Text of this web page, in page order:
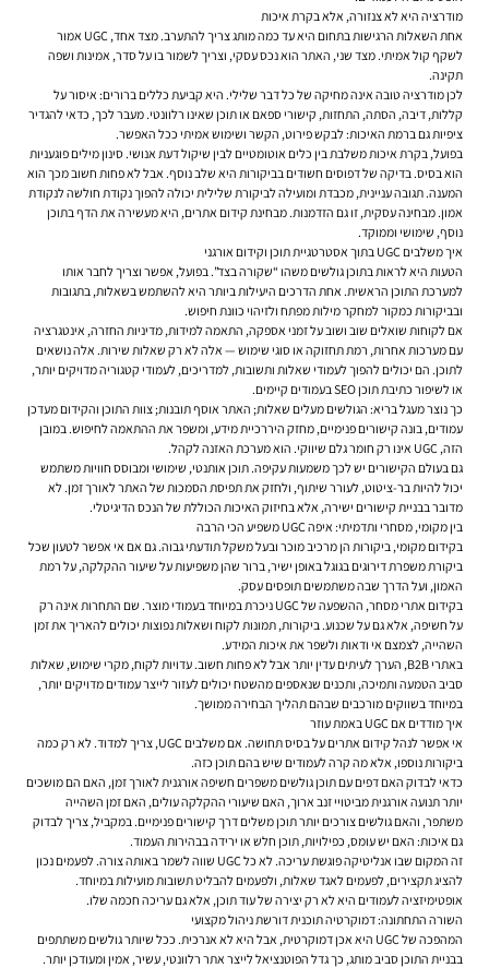
מודרציה היא לא צנזורה, אלא בקרת איכות
אחת השאלות הרגישות בתחום היא עד כמה מותג צריך להתערב. מצד אחד, UGC אמור
לשקף קול אמיתי. מצד שני, האתר הוא נכס עסקי, וצריך לשמור בו על סדר, אמינות ושפה
תקינה.
לכן מודרציה טובה אינה מחיקה של כל דבר שלילי. היא קביעת כללים ברורים: איסור על
קללות, דיבה, הסתה, התחזות, קישורי ספאם או תוכן שאינו רלוונטי. מעבר לכך, כדאי להגדיר
ציפיות גם ברמת האיכות: לבקש פירוט, הקשר ושימוש אמיתי ככל האפשר.
בפועל, בקרת איכות משלבת בין כלים אוטומטיים לבין שיקול דעת אנושי. סינון מילים פוגעניות
הוא בסיס. בדיקה של דפוסים חשודים בביקורות היא שלב נוסף. אבל לא פחות חשוב מכך הוא
המענה. תגובה עניינית, מכבדת ומועילה לביקורת שלילית יכולה להפוך נקודת חולשה לנקודת
אמון. מבחינה עסקית, זו גם הזדמנות. מבחינת קידום אתרים, היא מעשירה את הדף בתוכן
נוסף, שימושי וממוקד.
איך משלבים UGC בתוך אסטרטגיית תוכן וקידום אורגני
הטעות היא לראות בתוכן גולשים משהו “שקורה בצד”. בפועל, אפשר וצריך לחבר אותו
למערכת התוכן הראשית. אחת הדרכים היעילות ביותר היא להשתמש בשאלות, בתגובות
ובביקורות כמקור למחקר מילות מפתח ולזיהוי כוונת חיפוש.
אם לקוחות שואלים שוב ושוב על זמני אספקה, התאמה למידות, מדיניות החזרה, אינטגרציה
עם מערכות אחרות, רמת תחזוקה או סוגי שימוש — אלה לא רק שאלות שירות. אלה נושאים
לתוכן. הם יכולים להפוך לעמודי שאלות ותשובות, למדריכים, לעמודי קטגוריה מדויקים יותר,
או לשיפור כתיבת תוכן SEO בעמודים קיימים.
כך נוצר מעגל בריא: הגולשים מעלים שאלות; האתר אוסף תובנות; צוות התוכן והקידום מעדכן
עמודים, בונה קישורים פנימיים, מחזק היררכיית מידע, ומשפר את ההתאמה לחיפוש. במובן
הזה, UGC אינו רק חומר גלם שיווקי. הוא מערכת האזנה לקהל.
גם בעולם הקישורים יש לכך משמעות עקיפה. תוכן אותנטי, שימושי ומבוסס חוויות משתמש
יכול להיות בר-ציטוט, לעורר שיתוף, ולחזק את תפיסת הסמכות של האתר לאורך זמן. לא
מדובר בבניית קישורים ישירה, אלא בחיזוק האיכות הכוללת של הנכס הדיגיטלי.
בין מקומי, מסחרי ותדמיתי: איפה UGC משפיע הכי הרבה
בקידום מקומי, ביקורות הן מרכיב מוכר ובעל משקל תודעתי גבוה. גם אם אי אפשר לטעון שכל
ביקורת משפרת דירוגים בגוגל באופן ישיר, ברור שהן משפיעות על שיעור ההקלקה, על רמת
האמון, ועל הדרך שבה משתמשים תופסים עסק.
בקידום אתרי מסחר, ההשפעה של UGC ניכרת במיוחד בעמודי מוצר. שם התחרות אינה רק
על חשיפה, אלא גם על שכנוע. ביקורות, תמונות לקוח ושאלות נפוצות יכולים להאריך את זמן
השהייה, לצמצם אי ודאות ולשפר את איכות המידע.
באתרי B2B, הערך לעיתים עדין יותר אבל לא פחות חשוב. עדויות לקוח, מקרי שימוש, שאלות
סביב הטמעה ותמיכה, ותכנים שנאספים מהשטח יכולים לעזור לייצר עמודים מדויקים יותר,
במיוחד בשווקים מורכבים שבהם תהליך הבחירה ממושך.
איך מודדים אם UGC באמת עוזר
אי אפשר לנהל קידום אתרים על בסיס תחושה. אם משלבים UGC, צריך למדוד. לא רק כמה
ביקורות נוספו, אלא מה קרה לעמודים שיש בהם תוכן כזה.
כדאי לבדוק האם דפים עם תוכן גולשים משפרים חשיפה אורגנית לאורך זמן, האם הם מושכים
יותר תנועה אורגנית מביטויי זנב ארוך, האם שיעורי ההקלקה עולים, האם זמן השהייה
משתפר, והאם גולשים צורכים יותר תוכן משלים דרך קישורים פנימיים. במקביל, צריך לבדוק
גם איכות: האם יש עומס, כפילויות, תוכן חלש או ירידה בבהירות העמוד.
זה המקום שבו אנליטיקה פוגשת עריכה. לא כל UGC שווה לשמר באותה צורה. לפעמים נכון
להציג תקצירים, לפעמים לאגד שאלות, ולפעמים להבליט תשובות מועילות במיוחד.
אופטימיזציה לעמודים היא לא רק יצירה של עוד תוכן, אלא גם עריכה חכמה שלו.
השורה התחתונה: דמוקרטיה תוכנית דורשת ניהול מקצועי
המהפכה של UGC היא אכן דמוקרטית, אבל היא לא אנרכית. ככל שיותר גולשים משתתפים
בבניית התוכן סביב מותג, כך גדל הפוטנציאל לייצר אתר רלוונטי, עשיר, אמין ומעודכן יותר.